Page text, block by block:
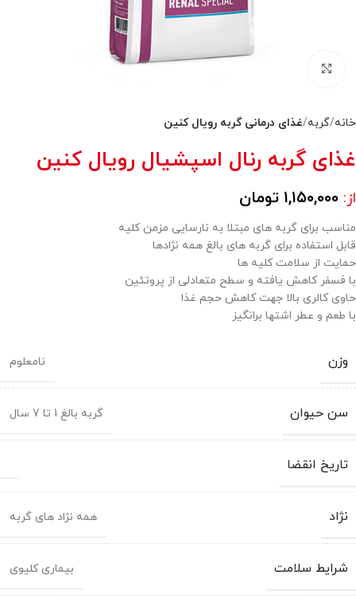
خانه گربه غذای درمانی گربه رویال کنین
غذای گربه رنال اسپشیال رویال کنین
از: ۱,۱۵۰,۰۰۰ تومان
مناسب برای گربه های مبتلا به نارسایی مزمن کلیه
قابل استفاده برای گربه های بالغ همه نژادها
حمایت از سلامت کلیه ها
با فسفر کاهش یافته و سطح متعادلی از پروتئین
حاوی کالری بالا جهت کاهش حجم غذا
با طعم و عطر اشتها برانگیز
وزن نامعلوم
سن حیوان گربه بالغ 1 تا 7 سال
تاریخ انقضا
نژاد همه نژاد های گربه
شرایط سلامت بیماری کلیوی